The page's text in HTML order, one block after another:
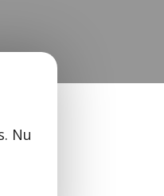
Nu